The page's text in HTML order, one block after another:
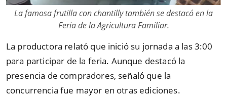
La famosa frutilla con chantilly también se destacó en la
Feria de la Agricultura Familiar.
La productora relató que inició su jornada a las 3:00
para participar de la feria. Aunque destacó la
presencia de compradores, señaló que la
concurrencia fue mayor en otras ediciones.